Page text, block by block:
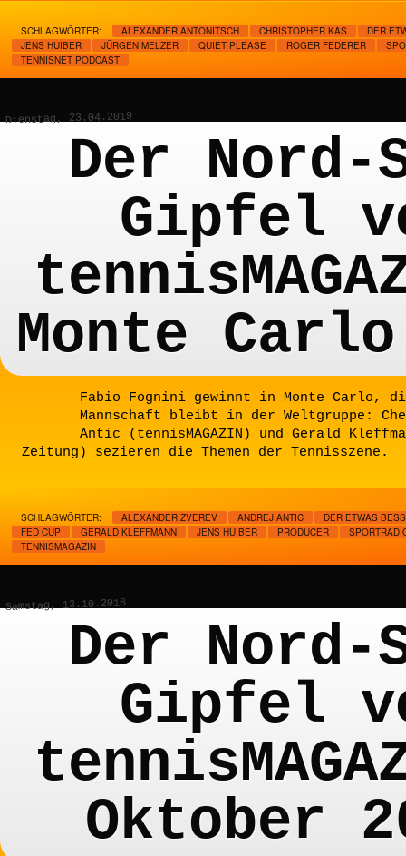
SCHLAGWÖRTER: ALEXANDER ANTONITSCH CHRISTOPHER KAS
DER
JENS HUIBER
JÜRGEN MELZER QUIET PLEASE ROGER FEDERER
TENNISNET PODCAST
Dienstag, 23.04.2019
Der Nord-
Gipfel
Monte
Fabio Fognini gewinnt in Monte Carlo,
Mannschaft bleibt in der Weltgruppe:
Antic (tennisMAGAZIN) und Gerald
Zeitung) sezieren die Themen der Tennisszene.
SCHLAGWÖRTER: ALEXANDER ZVEREV ANDREJ ANTIC
DER ETWAS
FED CUP
GERALD KLEFFMANN JENS HUIBER PRODUCER
TENNISMAGAZIN
Samstag, 13.10.2018
Der Nord-
Gipfel
Oktober